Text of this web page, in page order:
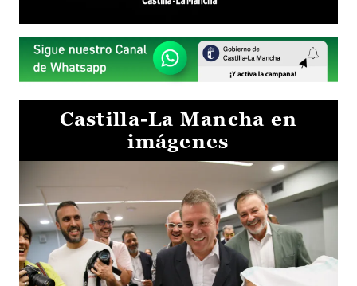
Castilla-La Mancha en
imágenes